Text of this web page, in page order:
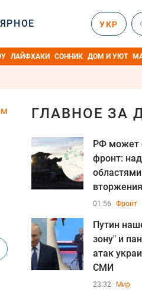
УКР
ЛАЙФХАКИ СОННИК ДОМ И УЮТ
ГЛАВНОЕ ЗА
РФ может
фронт:
вторжения
01:56 Фронт
Путин
зону" и
атак
СМИ
23:32 Мир